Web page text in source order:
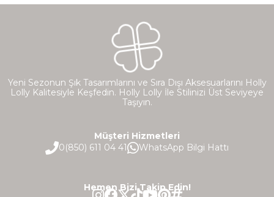
Yeni Sezonun Şık Tasarımlarını ve Sıra Dışı Aksesuarlarını Holly
Lolly Kalitesiyle Keşfedin. Holly Lolly İle Stilinizi Üst Seviyeye
Taşıyın.
Müşteri Hizmetleri
0(850) 611 04 41
WhatsApp Bilgi Hattı
Hemen Bizi Takip Edin!